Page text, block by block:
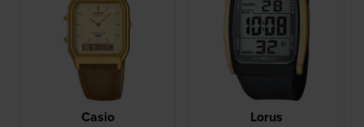
Casio Lorus